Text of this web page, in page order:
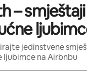
–
jedinstvene
ljubimce na Airbnbu